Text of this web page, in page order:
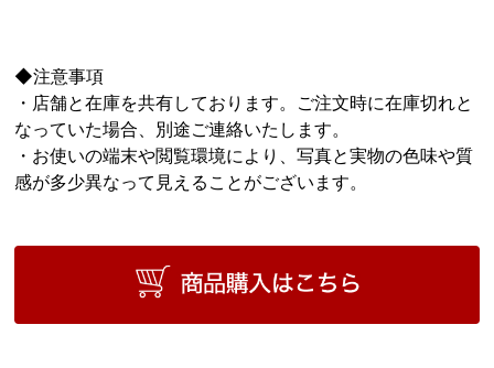
◆注意事項
・店舗と在庫を共有しております。ご注文時に在庫切れと
なっていた場合、別途ご連絡いたします。
・お使いの端末や閲覧環境により、写真と実物の色味や質
感が多少異なって見えることがございます。